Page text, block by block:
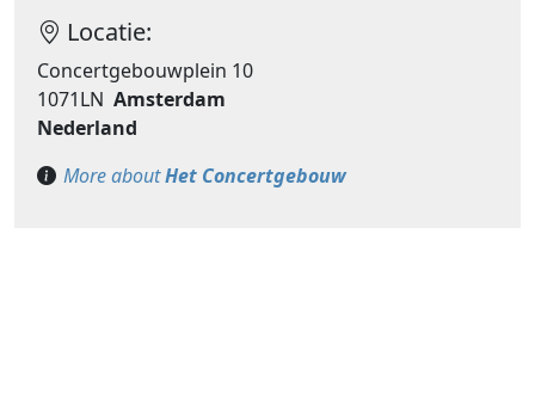
Locatie:
Concertgebouwplein 10
1071LN Amsterdam
Nederland
More aboutHet Concertgebouw